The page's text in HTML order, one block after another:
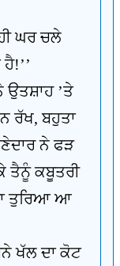
ਘਰ ਚਲੇ
ਉਤਸ਼ਾਹ ’ਤੇ
ਰੱਖ, ਬਹੁਤਾ
ਨੇ ਫੜ
ਤੈਨੂੰ ਕਬੂਤਰੀ
ਤੁਰਿਆ ਆ
ਖੱਲ ਦਾ ਕੋਟ